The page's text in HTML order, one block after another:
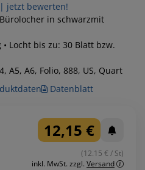
| jetzt bewerten!
in schwarzmit
Locht bis zu: 30 Blatt bzw.
A5, A6, Folio, 888, US, Quart
Datenblatt
12,15 €
(12.15 € / St)
inkl. MwSt. zzgl. Versand